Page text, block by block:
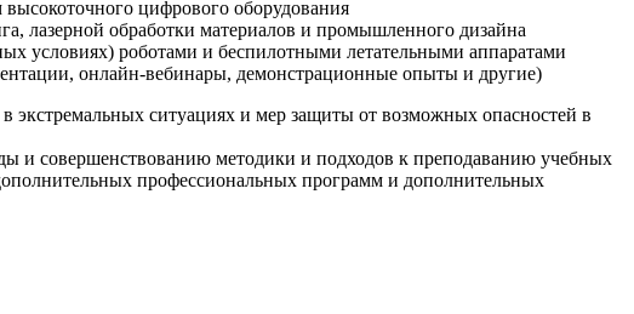
цифрового оборудования
лазерной обработки материалов и промышленного дизайна
условиях) роботами и беспилотными летательными аппаратами
онлайн-вебинары, демонстрационные опыты и другие)
экстремальных ситуациях и мер защиты от возможных опасностей в
и совершенствованию методики и подходов к преподаванию учебных
профессиональных программ и дополнительных